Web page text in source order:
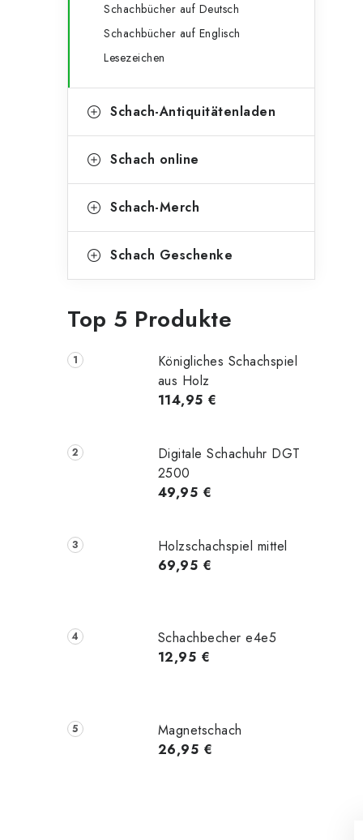
Schachbücher auf Deutsch
Schachbücher auf Englisch
Lesezeichen
Schach-Antiquitätenladen
Schach online
Schach-Merch
Schach Geschenke
Top 5 Produkte
Königliches Schachspiel
aus Holz
114,95 €
Digitale Schachuhr DGT
2500
49,95 €
Holzschachspiel mittel
69,95 €
Schachbecher e4e5
12,95 €
Magnetschach
26,95 €